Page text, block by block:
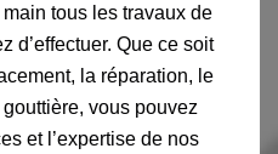
tous les travaux de
d’effectuer. Que ce soit
la réparation, le
vous pouvez
et l’expertise de nos